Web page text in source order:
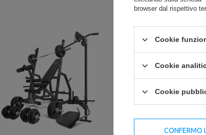
browser dal rispettivo
Cookie
Cookie
Cookie
CONFERMO